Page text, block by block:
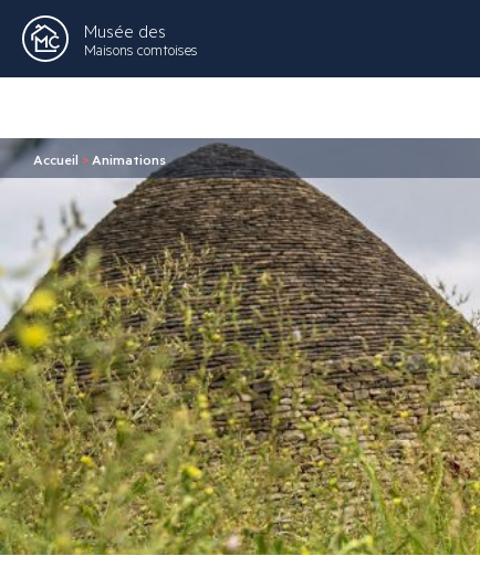
Musée des
Maisons comtoises
Accueil > Animations